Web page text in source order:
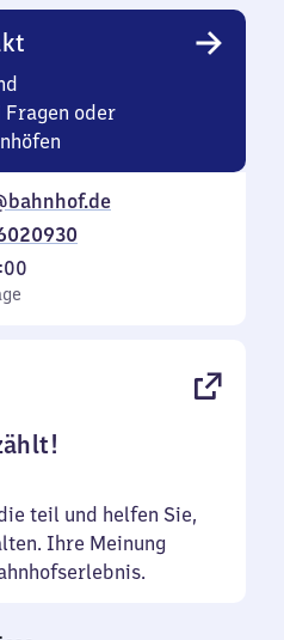
oder
teil und helfen Sie,
Ihre Meinung